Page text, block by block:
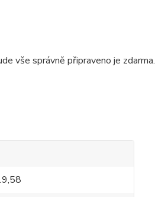
vše správně připraveno je zdarma.